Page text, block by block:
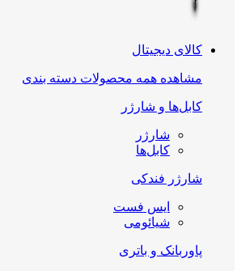
کالای دیجیتال
مشاهده همه محصولات دسته بندی
کابل‌ها و شارژر
شارژر
کابل‌ها
شارژر فندکی
ایس فست
شیائومی
پاوربانک و باتری